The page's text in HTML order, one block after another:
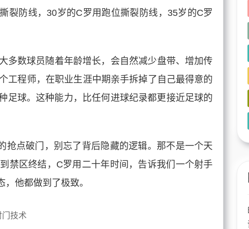
裂防线，30岁的C罗用跑位撕裂防线，35岁的C罗
多数球员随着年龄增长，会自然减少盘带、增加传
工程师，在职业生涯中期亲手拆掉了自己最得意的
球。这种能力，比任何进球纪录都更接近足球的
点破门，别忘了背后隐藏的逻辑。那不是一个天
禁区终结，C罗用二十年时间，告诉我们一个射手
他都做到了极致。
门技术